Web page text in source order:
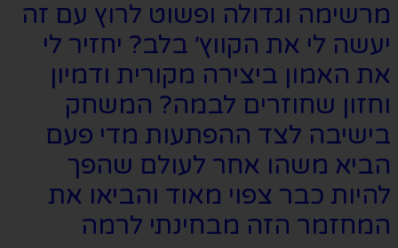
מרשימה וגדולה ופשוט לרוץ עם זה
יעשה לי את הקווץ׳ בלב? יחזיר לי
את האמון ביצירה מקורית ודמיון
וחזון שחוזרים לבמה? המשחק
בישיבה לצד ההפתעות מדי פעם
הביא משהו אחר לעולם שהפך
להיות כבר צפוי מאוד והביאו את
המחזמר הזה מבחינתי לרמה